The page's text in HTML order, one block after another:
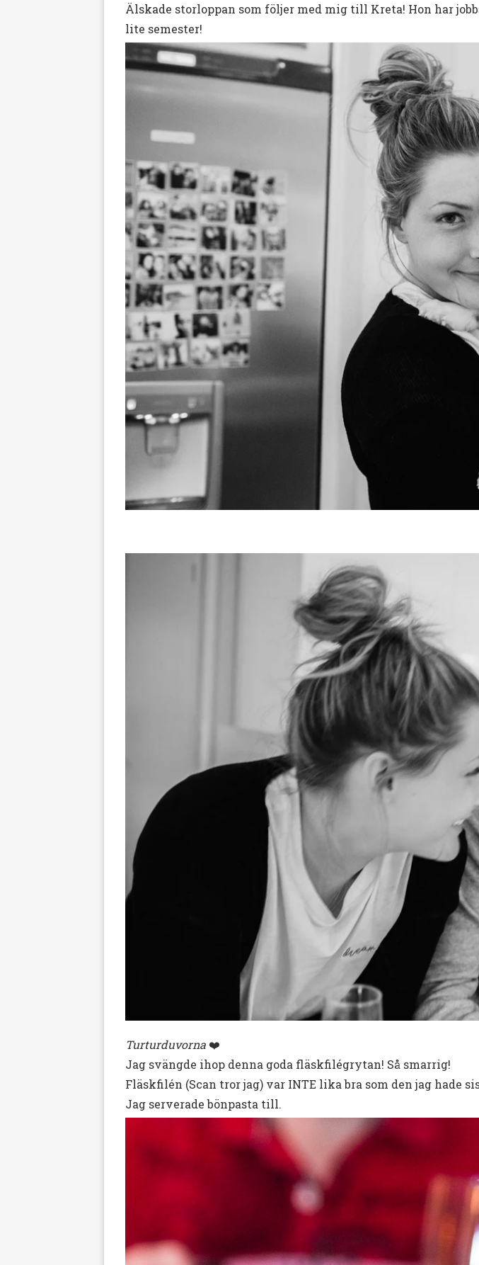
Älskade storloppan som följer med mig till Kreta! Hon har
lite semester!
Turturduvorna ❤️
Jag svängde ihop denna goda fläskfilégrytan! Så smarrig!
Fläskfilén (Scan tror jag) var INTE lika bra som den jag hade
Jag serverade bönpasta till.